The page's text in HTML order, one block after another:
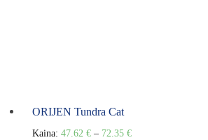
ORIJEN Tundra Cat
Kaina:47.62€ – 72.35€